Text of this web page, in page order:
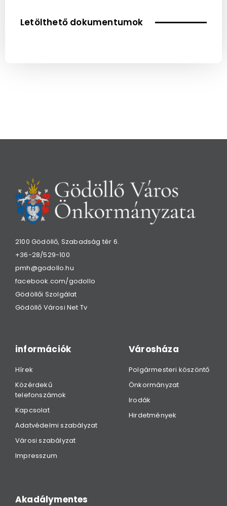
Letölthető dokumentumok
2100 Gödöllő, Szabadság tér 6.
+36-28/529-100
pmh@godollo.hu
facebook.com/godollo
Gödöllői Szolgálat
Gödöllő Városi Net Tv
információk
Hírek
Közérdekű
telefonszámok
Kapcsolat
Adatvédelmi szabályzat
Városi szabályzat
Impresszum
Városháza
Polgármesteri köszöntő
Önkormányzat
Irodák
Hirdetmények
Akadálymentes